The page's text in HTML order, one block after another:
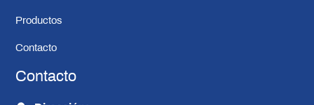
Productos
Contacto
Contacto